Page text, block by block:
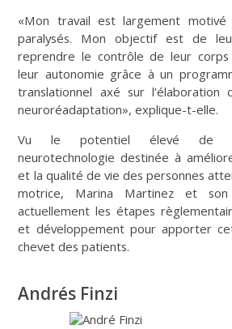
«Mon travail est largement
paralysés. Mon objectif est de
reprendre le contrôle de leur
leur autonomie grâce à un
translationnel axé sur l’élaboration
neuroréadaptation», explique-t-elle.
Vu le potentiel élevé de
neurotechnologie destinée à
et la qualité de vie des personnes
motrice, Marina Martinez et son
actuellement les étapes
et développement pour apporter
chevet des patients.
Andrés Finzi